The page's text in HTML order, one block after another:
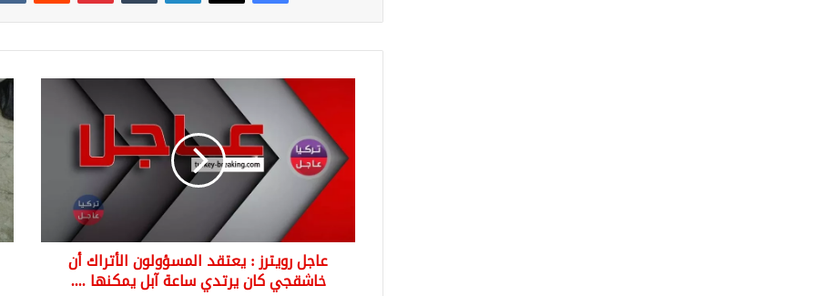
يعتقد
المسؤولون
الأتراك
كان
يرتديعاجل رويترز : يعتقد المسؤولون الأتراك أن
خاشقجي كان يرتدي ساعة آبل يمكنها ....